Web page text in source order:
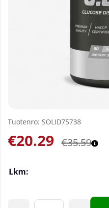
Tuotenro: SOLID75738
€35.59
€20.29
Lkm: